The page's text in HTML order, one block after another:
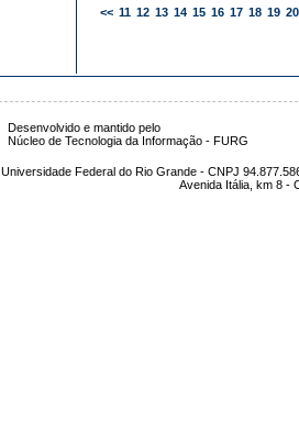
<< 11 12 13 14 15 16 17 18 19 20
Desenvolvido e mantido pelo
Núcleo de Tecnologia da Informação - FURG
Universidade Federal do Rio Grande - CNPJ
Avenida Itália, km 8 -